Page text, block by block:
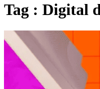
Tag : Digital